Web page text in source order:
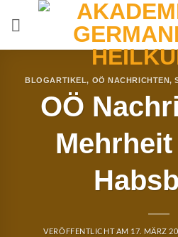
BLOGARTIKEL, OÖ NACHRICHTEN,
OÖ
VERÖFFENTLICHT AM 17. MÄRZ